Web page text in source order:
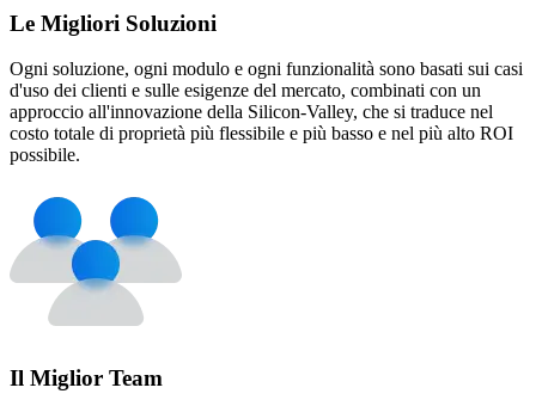
Le Migliori Soluzioni
Ogni soluzione, ogni modulo e ogni funzionalità sono basati sui casi
d'uso dei clienti e sulle esigenze del mercato, combinati con un
approccio all'innovazione della Silicon-Valley, che si traduce nel
costo totale di proprietà più flessibile e più basso e nel più alto ROI
possibile.
Il Miglior Team